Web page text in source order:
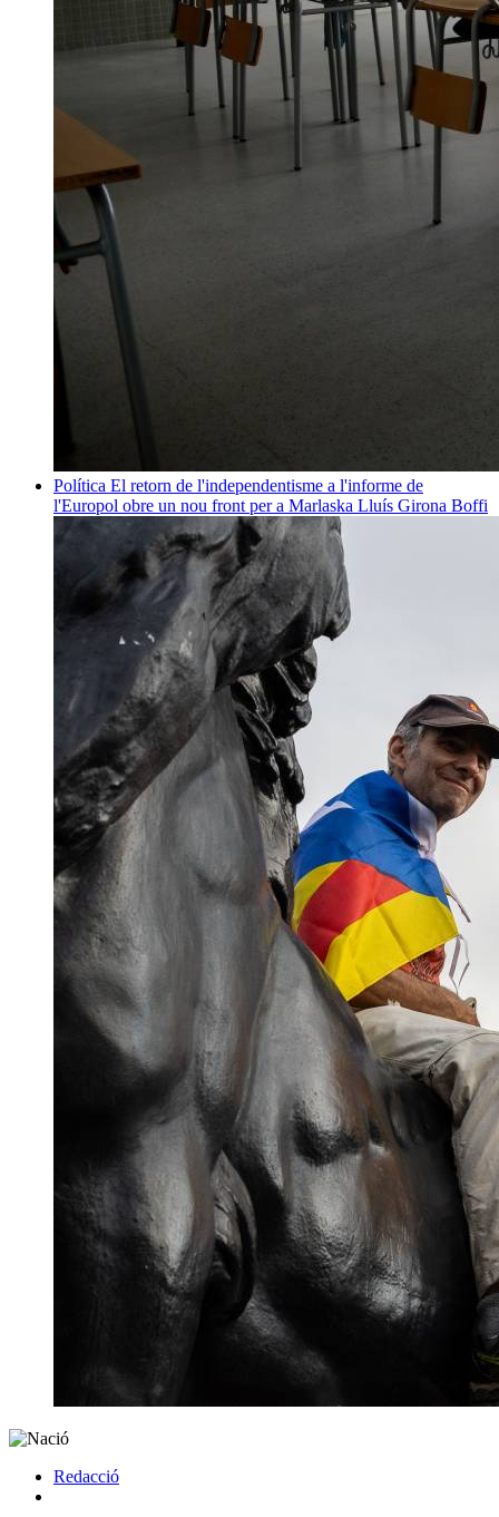
Política El retorn de l'independentisme a l'informe de
l'Europol obre un nou front per a Marlaska Lluís Girona Boffi
Redacció